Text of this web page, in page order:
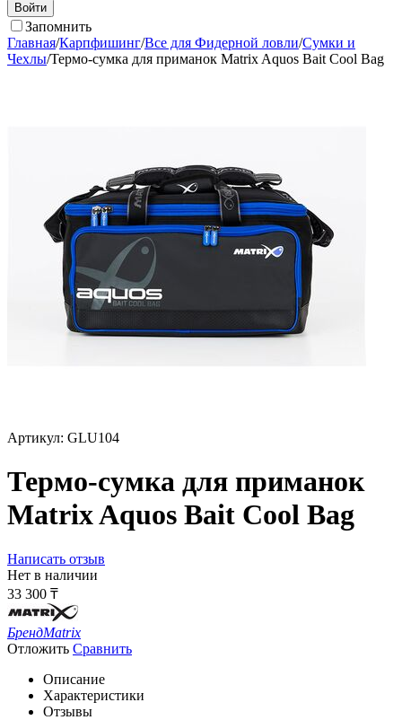
Войти
Запомнить
Главная/Карпфишинг/Все для Фидерной ловли/Сумки и
Чехлы/Термо-сумка для приманок Matrix Aquos Bait Cool Bag
Артикул: GLU104
Термо-сумка для приманок
Matrix Aquos Bait Cool Bag
Написать отзыв
Нет в наличии
33 300 ₸
БрендMatrix
Отложить Сравнить
Описание
Характеристики
Отзывы